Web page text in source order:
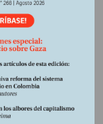
ã
in Ukraine.